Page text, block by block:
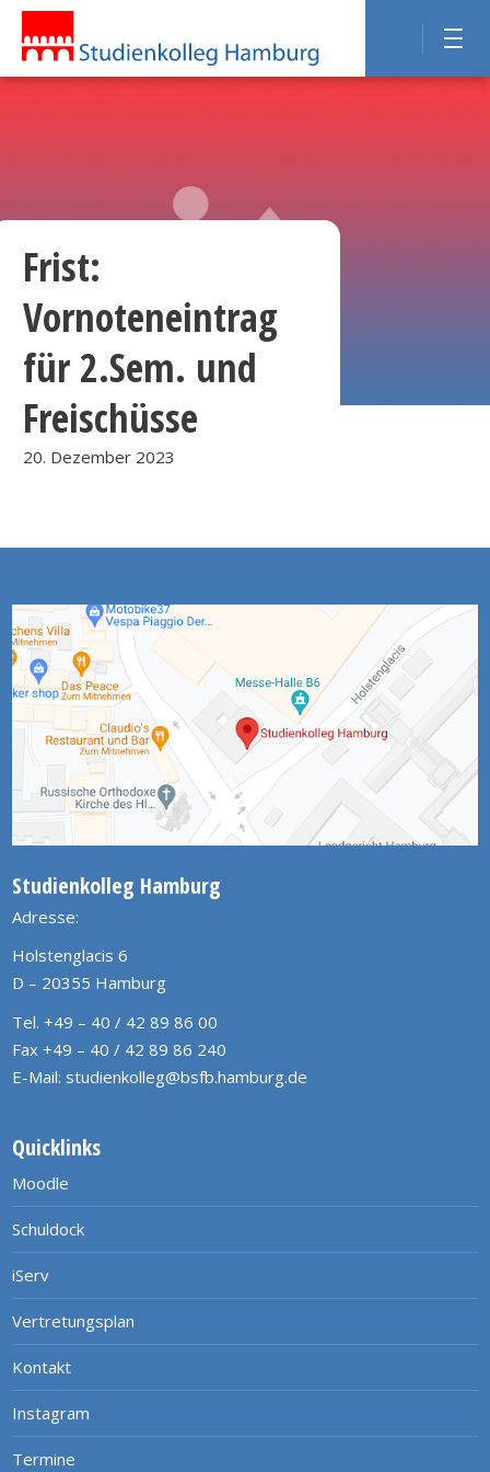
Frist:
Vornoteneintrag
für 2.Sem. und
Freischüsse
20. Dezember 2023
Studienkolleg Hamburg
Adresse:
Holstenglacis 6
D – 20355 Hamburg
Tel. +49 – 40 / 42 89 86 00
Fax +49 – 40 / 42 89 86 240
E-Mail: studienkolleg@bsfb.hamburg.de
Quicklinks
Moodle
Schuldock
iServ
Vertretungsplan
Kontakt
Instagram
Termine